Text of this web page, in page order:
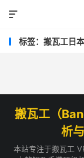

标签：搬瓦工日
搬瓦工（
析
本站专注于搬瓦工